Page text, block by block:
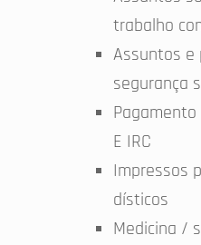
trabalho
Assuntos e
segurança
Pagamento
E IRC
Impressos
dísticos
Medicina /